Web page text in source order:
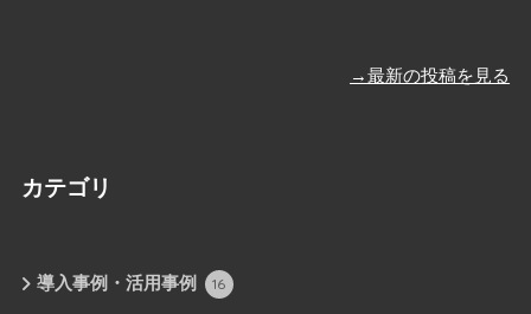
→最新の投稿を見る
カテゴリ
導入事例・活用事例 16